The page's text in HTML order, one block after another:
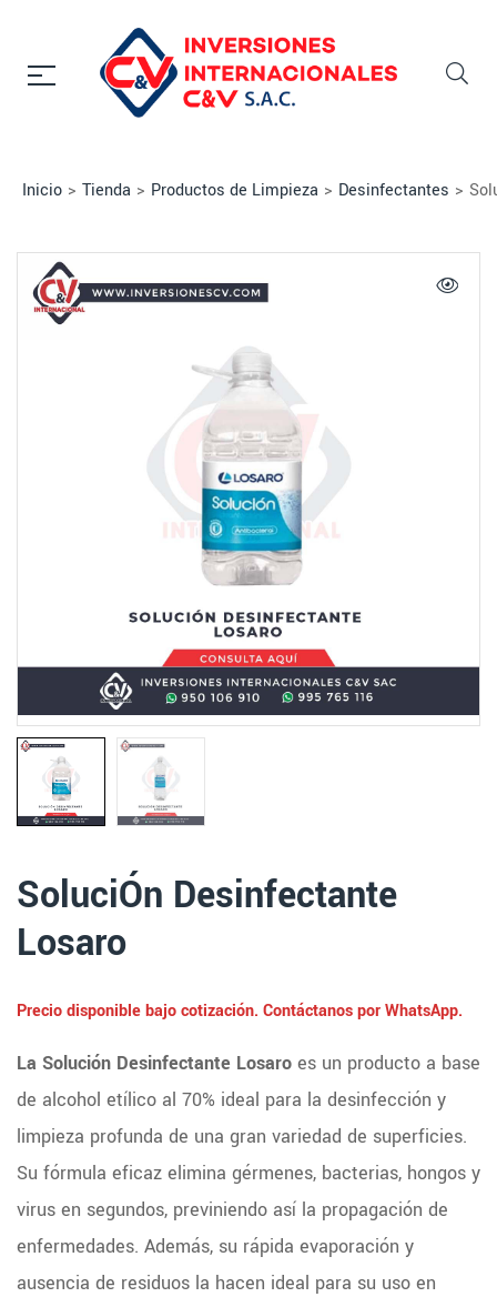
Inicio > Tienda > Productos de Limpieza > Desinfectantes >
SoluciÓn Desinfectante
Losaro
Precio disponible bajo cotización. Contáctanos por WhatsApp.
La Solución Desinfectante Losaro es un producto a base
de alcohol etílico al 70% ideal para la desinfección y
limpieza profunda de una gran variedad de superficies.
Su fórmula eficaz elimina gérmenes, bacterias, hongos y
virus en segundos, previniendo así la propagación de
enfermedades. Además, su rápida evaporación y
ausencia de residuos la hacen ideal para su uso en